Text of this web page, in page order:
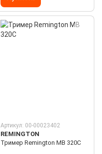
Артикул: 00-00023402
REMINGTON
Тример Remington MB 320C